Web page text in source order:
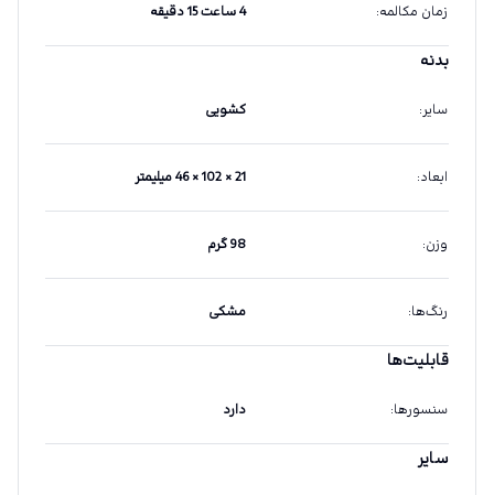
زمان مکالمه: 4 ساعت 15 دقیقه
بدنه
سایر: کشویی
ابعاد: 21 × 102 × 46 میلیمتر
وزن: 98 گرم
رنگ‌ها: مشکی
قابلیت‌ها
سنسورها: دارد
سایر